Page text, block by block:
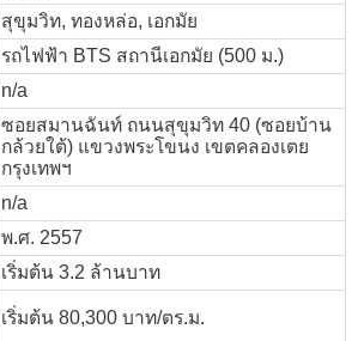
สุขุมวิท, ทองหล่อ, เอกมัย
รถไฟฟ้า BTS สถานีเอกมัย (500 ม.)
n/a
ซอยสมานฉันท์ ถนนสุขุมวิท 40 (ซอยบ้าน
กล้วยใต้) แขวงพระโขนง เขตคลองเตย
กรุงเทพฯ
n/a
พ.ศ. 2557
เริ่มต้น 3.2 ล้านบาท
เริ่มต้น 80,300 บาท/ตร.ม.